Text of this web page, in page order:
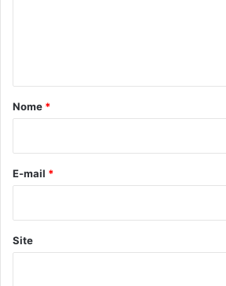
r
*
Nome *
E-mail *
Site